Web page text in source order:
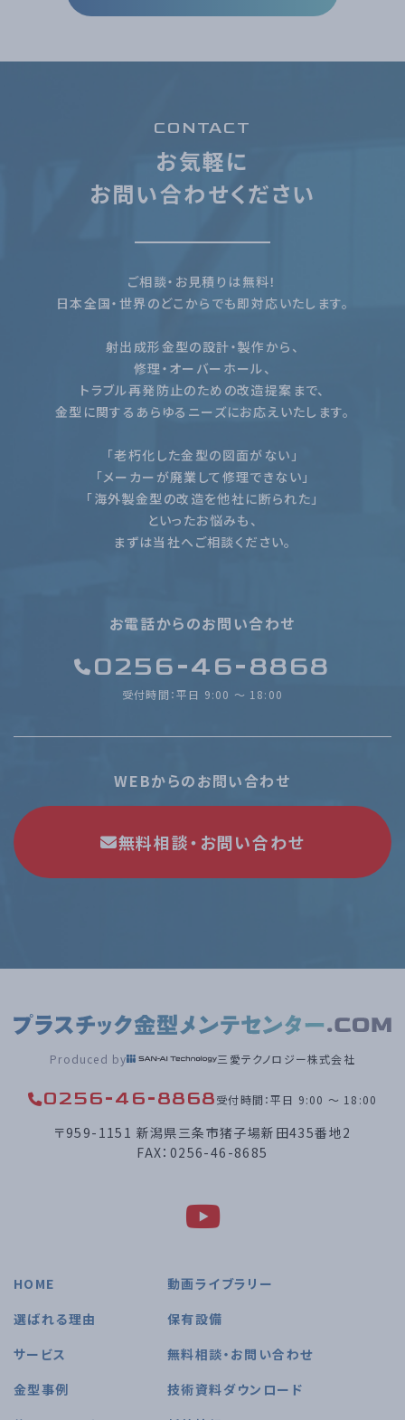
CONTACT
お気軽に
お問い合わせください
ご相談・お見積りは無料！
日本全国・世界のどこからでも即対応いたします。
射出成形金型の設計・製作から、
修理・オーバーホール、
トラブル再発防止のための改造提案まで、
金型に関するあらゆるニーズにお応えいたします。
「老朽化した金型の図面がない」
「メーカーが廃業して修理できない」
「海外製金型の改造を他社に断られた」
といったお悩みも、
まずは当社へご相談ください。
お電話からのお問い合わせ
0256-46-8868
受付時間：平日 9:00 〜 18:00
WEBからのお問い合わせ
無料相談・お問い合わせ
Produced by 三愛テクノロジー株式会社
0256-46-8868受付時間：平日 9:00 〜 18:00
〒959-1151 新潟県三条市猪子場新田435番地2
FAX：0256-46-8685
HOME
選ばれる理由
サービス
金型事例
動画ライブラリー
保有設備
無料相談・お問い合わせ
技術資料ダウンロード